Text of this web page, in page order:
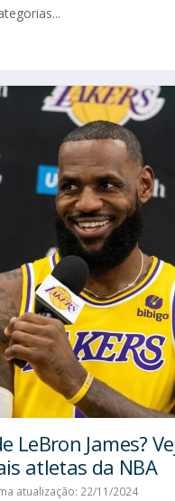
LeBron James?
atletas da NBA
atualização: 22/11/2024